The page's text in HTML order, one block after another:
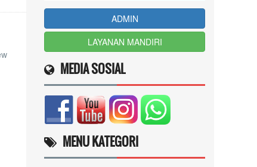
ADMIN
LAYANAN MANDIRI
MEDIA SOSIAL
MENU KATEGORI